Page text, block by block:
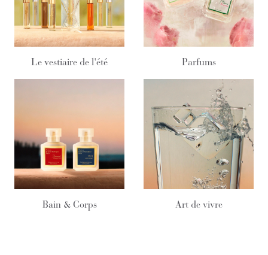
Le vestiaire de l'été Parfums
Bain & Corps Art de vivre